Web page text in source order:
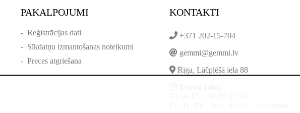
PAKALPOJUMI
- Reģistrācijas dati
- Sīkdatņu izmantošanas noteikumi
- Preces atgriešana
KONTAKTI
+371 202-15-704
gemmi@gemmi.lv
Rīga, Lāčplēšā iela 88